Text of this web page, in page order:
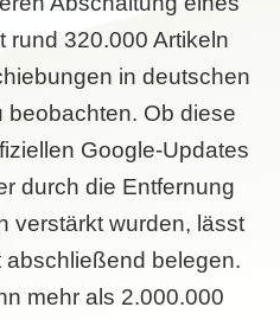
rund 320.000 Artikeln
in deutschen
Ob diese
Google-Updates
durch die Entfernung
verstärkt wurden, lässt
belegen.
mehr als 2.000.000